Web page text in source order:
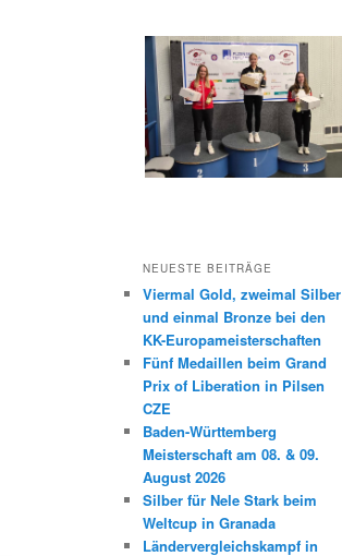
NEUESTE BEITRÄGE
Viermal Gold, zweimal Silber
und einmal Bronze bei den
KK-Europameisterschaften
Fünf Medaillen beim Grand
Prix of Liberation in Pilsen
CZE
Baden-Württemberg
Meisterschaft am 08. & 09.
August 2026
Silber für Nele Stark beim
Weltcup in Granada
Ländervergleichskampf in